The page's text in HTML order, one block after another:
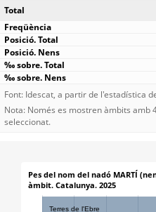
Total
Font: Idescat, a partir de l'estadística
Nota: Només es mostren àmbits amb
seleccionat.